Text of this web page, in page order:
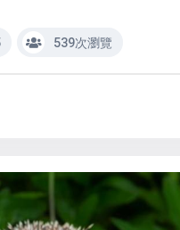
539次瀏覽